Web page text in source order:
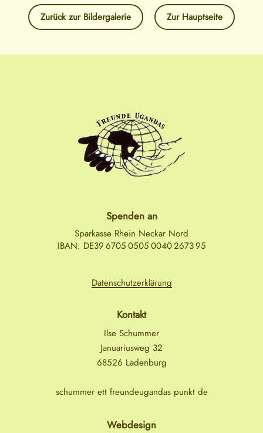
Zurück zur Bildergalerie Zur Hauptseite
Spenden an
Sparkasse Rhein Neckar Nord
IBAN: DE39 6705 0505 0040 2673 95
Datenschutzerklärung
Kontakt
Ilse Schummer
Januariusweg 32
68526 Ladenburg
schummer ett freundeugandas punkt de
Webdesign